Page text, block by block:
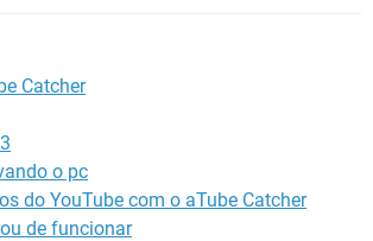
Catcher
o pc
do YouTube com o aTube Catcher
de funcionar